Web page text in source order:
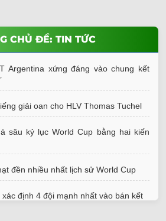
CHỦ ĐỀ: TIN TỨC
Argentina xứng đáng vào chung kết
giải oan cho HLV Thomas Tuchel
sâu kỷ lục World Cup bằng hai kiến
đền nhiều nhất lịch sử World Cup
định 4 đội mạnh nhất vào bán kết